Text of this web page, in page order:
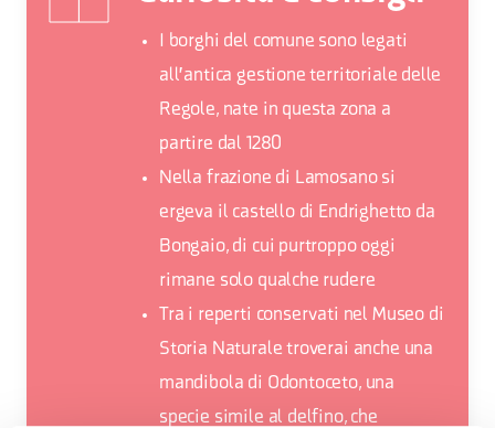
I borghi del comune sono legati
all'antica gestione territoriale delle
Regole, nate in questa zona a
partire dal 1280
Nella frazione di Lamosano si
ergeva il castello di Endrighetto da
Bongaio, di cui purtroppo oggi
rimane solo qualche rudere
Tra i reperti conservati nel Museo di
Storia Naturale troverai anche una
mandibola di Odontoceto, una
specie simile al delfino, che